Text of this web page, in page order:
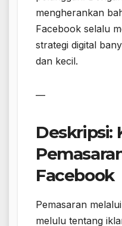
mengherankan
Facebook selalu
strategi digital
dan kecil.
—
Deskripsi:
Facebook
Pemasaran
melulu tentang